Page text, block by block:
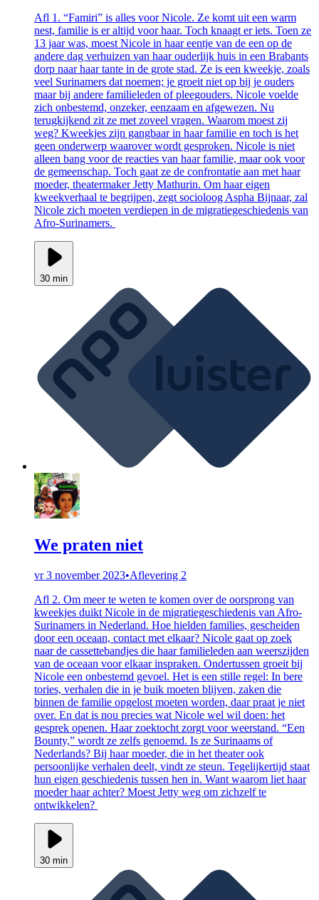
Afl 1. “Famiri” is alles voor Nicole. Ze komt uit een warm
nest, familie is er altijd voor haar. Toch knaagt er iets. Toen ze
13 jaar was, moest Nicole in haar eentje van de een op de
andere dag verhuizen van haar ouderlijk huis in een Brabants
dorp naar haar tante in de grote stad. Ze is een kweekje, zoals
veel Surinamers dat noemen; je groeit niet op bij je ouders
maar bij andere familieleden of pleegouders. Nicole voelde
zich onbestemd, onzeker, eenzaam en afgewezen. Nu
terugkijkend zit ze met zoveel vragen. Waarom moest zij
weg? Kweekjes zijn gangbaar in haar familie en toch is het
geen onderwerp waarover wordt gesproken. Nicole is niet
alleen bang voor de reacties van haar familie, maar ook voor
de gemeenschap. Toch gaat ze de confrontatie aan met haar
moeder, theatermaker Jetty Mathurin. Om haar eigen
kweekverhaal te begrijpen, zegt socioloog Aspha Bijnaar, zal
Nicole zich moeten verdiepen in de migratiegeschiedenis van
Afro-Surinamers.
30 min
We praten niet
vr 3 november 2023•Aflevering 2
Afl 2. Om meer te weten te komen over de oorsprong van
kweekjes duikt Nicole in de migratiegeschiedenis van Afro-
Surinamers in Nederland. Hoe hielden families, gescheiden
door een oceaan, contact met elkaar? Nicole gaat op zoek
naar de cassettebandjes die haar familieleden aan weerszijden
van de oceaan voor elkaar inspraken. Ondertussen groeit bij
Nicole een onbestemd gevoel. Het is een stille regel: In bere
tories, verhalen die in je buik moeten blijven, zaken die
binnen de familie opgelost moeten worden, daar praat je niet
over. En dat is nou precies wat Nicole wel wil doen: het
gesprek openen. Haar zoektocht zorgt voor weerstand. “Een
Bounty,” wordt ze zelfs genoemd. Is ze Surinaams of
Nederlands? Bij haar moeder, die in het theater ook
persoonlijke verhalen deelt, vindt ze steun. Tegelijkertijd staat
hun eigen geschiedenis tussen hen in. Want waarom liet haar
moeder haar achter? Moest Jetty weg om zichzelf te
ontwikkelen?
30 min